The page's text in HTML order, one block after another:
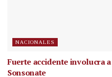
NACIONALES
Fuerte accidente involucra
Sonsonate